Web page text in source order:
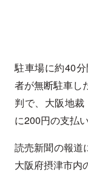
駐車場に約40
者が無断駐車し
判で、大阪地
に200円の支払
読売新聞の報道
大阪府摂津市内